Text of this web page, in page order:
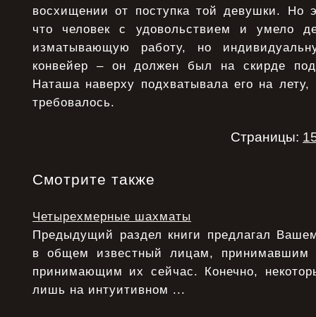
восхищении от поступка той девушки. Но
что человек с удовольствием и умело
изматывающую работу, но
конвейер – он должен был на скирде
Наташа наверху подхватывала его на
требовалось.
Страницы:
Смотрите также
Четырехмерные шахматы
Предыдущий раздел книги предлагал
в общем известный лицам,
принимающим их сейчас. Конечно,
лишь на интуитивном ...